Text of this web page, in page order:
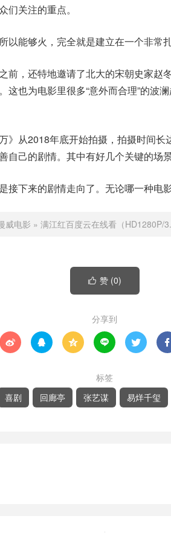
们关注的重点。
以能够火，完全就是建立在一个非常
前，还特地邀请了北大的宋朝史家赵
这也为电影里很多“意外而合理”的波
》从2018年底开始拍摄，拍摄时间长
自己的剧情。其中有好几个关键的场
接下来的剧情走向了。无论哪一种电
威电影 » 满江红百度云在线看（HD1280P/
 赞 (0)
分享到
     
标签
喜剧 回廊亭 张艺谋 易烊千玺